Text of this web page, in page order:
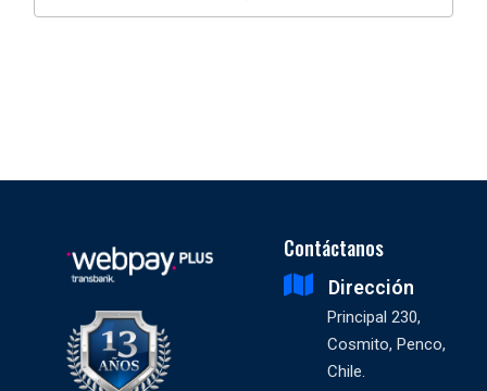
Contáctanos
Dirección
Principal 230,
Cosmito, Penco,
Chile.